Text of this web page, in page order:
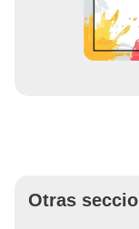
Otras